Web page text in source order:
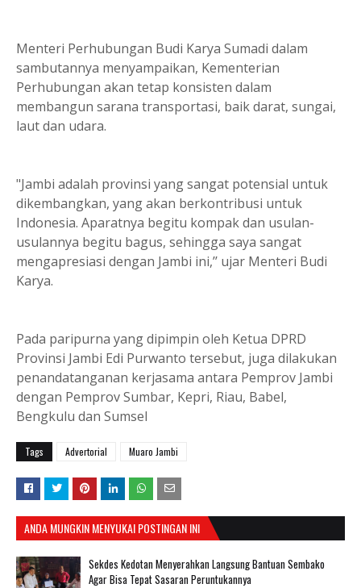
Menteri Perhubungan Budi Karya Sumadi dalam
sambutannya menyampaikan, Kementerian
Perhubungan akan tetap konsisten dalam
membangun sarana transportasi, baik darat, sungai,
laut dan udara.
"Jambi adalah provinsi yang sangat potensial untuk
dikembangkan, yang akan berkontribusi untuk
Indonesia. Aparatnya begitu kompak dan usulan-
usulannya begitu bagus, sehingga saya sangat
mengapresiasi dengan Jambi ini,’’ ujar Menteri Budi
Karya.
Pada paripurna yang dipimpin oleh Ketua DPRD
Provinsi Jambi Edi Purwanto tersebut, juga dilakukan
penandatanganan kerjasama antara Pemprov Jambi
dengan Pemprov Sumbar, Kepri, Riau, Babel,
Bengkulu dan Sumsel
Tags Advertorial Muaro Jambi
ANDA MUNGKIN MENYUKAI POSTINGAN INI
Sekdes Kedotan Menyerahkan Langsung Bantuan Sembako
Agar Bisa Tepat Sasaran Peruntukannya